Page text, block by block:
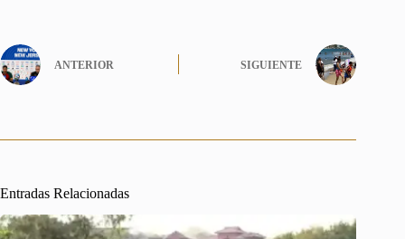
ANTERIOR SIGUIENTE
Entradas Relacionadas